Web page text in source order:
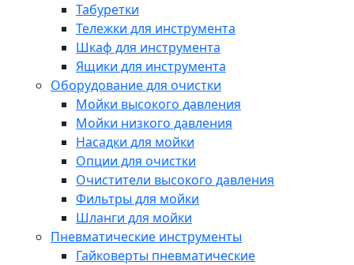
Табуретки
Тележки для инструмента
Шкаф для инструмента
Ящики для инструмента
Оборудование для очистки
Мойки высокого давления
Мойки низкого давления
Насадки для мойки
Опции для очистки
Очистители высокого давления
Фильтры для мойки
Шланги для мойки
Пневматические инструменты
Гайковерты пневматические